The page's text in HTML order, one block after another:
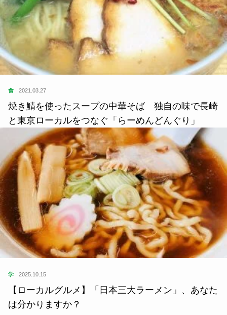
食 2021.03.27
焼き鯖を使ったスープの中華そば 独自の味で長崎
と東京ローカルをつなぐ「らーめんどんぐり」
学 2025.10.15
【ローカルグルメ】「日本三大ラーメン」、あなた
は分かりますか？